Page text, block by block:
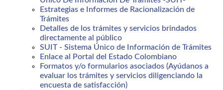
Estrategias e Informes de Racionalización de
Trámites
Detalles de los trámites y servicios brindados
directamente al público
SUIT - Sistema Único de Información de Trámites
Enlace al Portal del Estado Colombiano
Formatos y/o formularios asociados (Ayúdanos a
evaluar los trámites y servicios diligenciando la
encuesta de satisfacción)